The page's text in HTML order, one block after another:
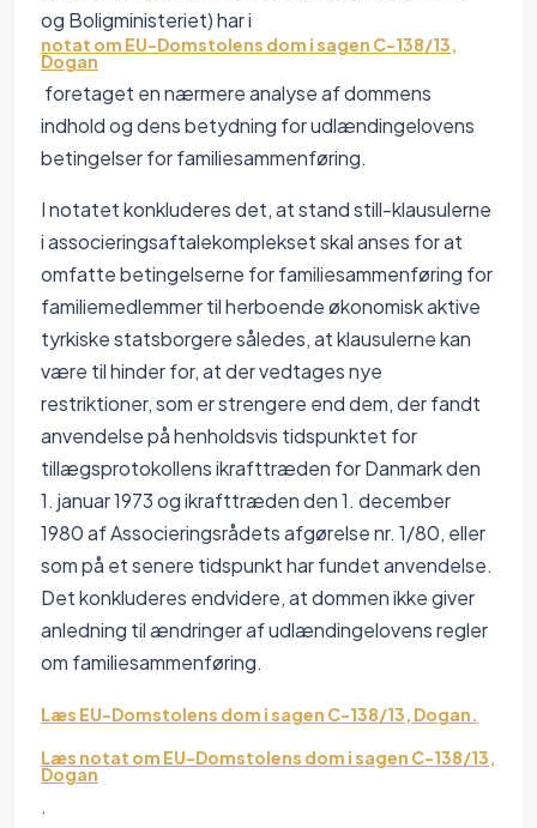
og Boligministeriet) har i
notat om EU-Domstolens dom i sagen C-138/13,
Dogan
foretaget en nærmere analyse af dommens
indhold og dens betydning for udlændingelovens
betingelser for familiesammenføring.
I notatet konkluderes det, at stand still-klausulerne
i associeringsaftalekomplekset skal anses for at
omfatte betingelserne for familiesammenføring for
familiemedlemmer til herboende økonomisk aktive
tyrkiske statsborgere således, at klausulerne kan
være til hinder for, at der vedtages nye
restriktioner, som er strengere end dem, der fandt
anvendelse på henholdsvis tidspunktet for
tillægsprotokollens ikrafttræden for Danmark den
1. januar 1973 og ikrafttræden den 1. december
1980 af Associeringsrådets afgørelse nr. 1/80, eller
som på et senere tidspunkt har fundet anvendelse.
Det konkluderes endvidere, at dommen ikke giver
anledning til ændringer af udlændingelovens regler
om familiesammenføring.
Læs EU-Domstolens dom i sagen C-138/13, Dogan.
Læs notat om EU-Domstolens dom i sagen C-138/13,
Dogan
.